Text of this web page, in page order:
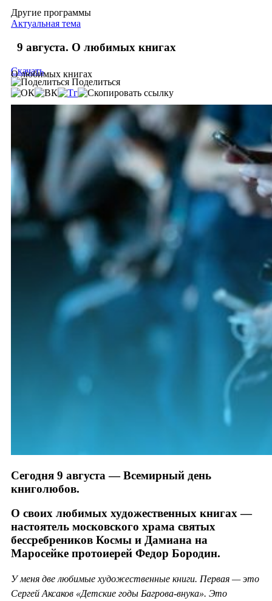
Другие программы
Актуальная тема
9 августа. О любимых книгах
О любимых книгах
Скачать
Поделиться
Сегодня 9 августа — Всемирный день
книголюбов.
О своих любимых художественных книгах —
настоятель московского храма святых
бессребреников Космы и Дамиана на
Маросейке протоиерей Федор Бородин.
У меня две любимые художественные книги. Первая — это
Сергей Аксаков «Детские годы Багрова-внука». Это